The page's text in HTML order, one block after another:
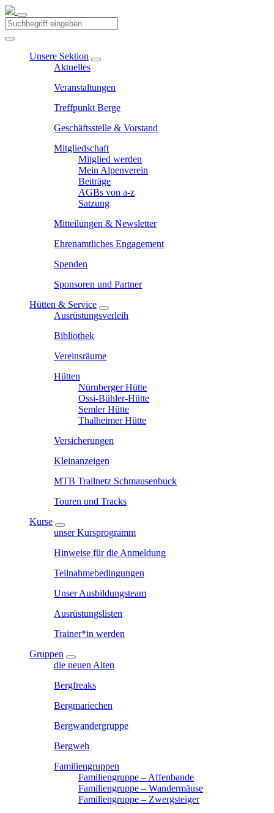
Unsere Sektion
Aktuelles
Veranstaltungen
Treffpunkt Berge
Geschäftsstelle & Vorstand
Mitgliedschaft
Mitglied werden
Mein Alpenverein
Beiträge
AGBs von a-z
Satzung
Mitteilungen & Newsletter
Ehrenamtliches Engagement
Spenden
Sponsoren und Partner
Hütten & Service
Ausrüstungsverleih
Bibliothek
Vereinsräume
Hütten
Nürnberger Hütte
Ossi-Bühler-Hütte
Semler Hütte
Thalheimer Hütte
Versicherungen
Kleinanzeigen
MTB Trailnetz Schmausenbuck
Touren und Tracks
Kurse
unser Kursprogramm
Hinweise für die Anmeldung
Teilnahmebedingungen
Unser Ausbildungsteam
Ausrüstungslisten
Trainer*in werden
Gruppen
die neuen Alten
Bergfreaks
Bergmariechen
Bergwandergruppe
Bergweh
Familiengruppen
Familiengruppe – Affenbande
Familiengruppe – Wandermäuse
Familiengruppe – Zwergsteiger